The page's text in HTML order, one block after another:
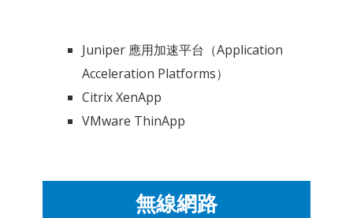
Juniper 應用加速平台（Application
Acceleration Platforms）
Citrix XenApp
VMware ThinApp
無線網路